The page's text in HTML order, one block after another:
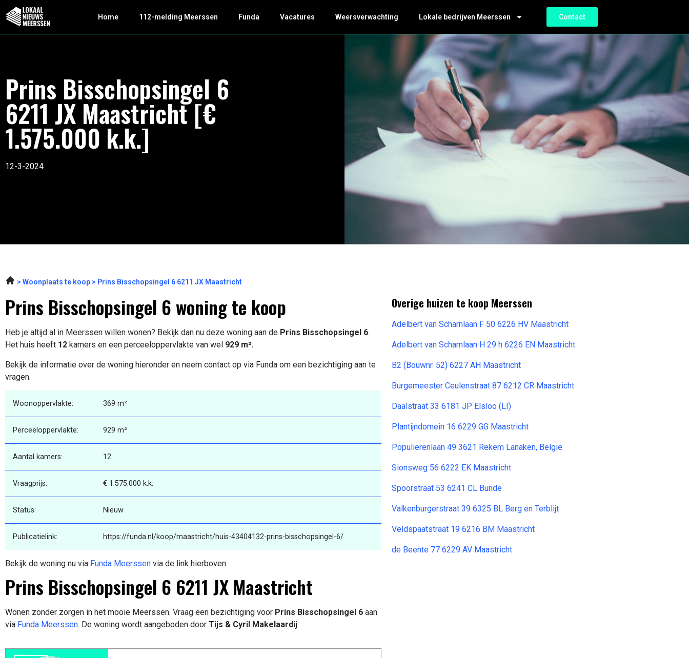
Home 112-melding Meerssen Funda Vacatures Weersverwachting Lokale bedrijven Meerssen Contact
Prins Bisschopsingel 6
6211 JX Maastricht [€
1.575.000 k.k.]
12-3-2024
Woonplaats te koop Prins Bisschopsingel 6 6211 JX Maastricht
Prins Bisschopsingel 6 woning te koop
Heb je altijd al in Meerssen willen wonen? Bekijk dan nu deze woning aan de Prins Bisschopsingel 6.
Het huis heeft 12 kamers en een perceeloppervlakte van wel 929 m².
Bekijk de informatie over de woning hieronder en neem contact op via Funda om een bezichtiging aan te
vragen.
Woonoppervlakte: 369 m²
Perceeloppervlakte: 929 m²
Aantal kamers: 12
Vraagprijs: € 1.575.000 k.k.
Status: Nieuw
Publicatielink: https://funda.nl/koop/maastricht/huis-43404132-prins-bisschopsingel-6/
Bekijk de woning nu via Funda Meerssen via de link hierboven.
Prins Bisschopsingel 6 6211 JX Maastricht
Wonen zonder zorgen in het mooie Meerssen. Vraag een bezichtiging voor Prins Bisschopsingel 6 aan
via Funda Meerssen. De woning wordt aangeboden door Tijs & Cyril Makelaardij.
Overige huizen te koop Meerssen
Adelbert van Scharnlaan F 50 6226 HV Maastricht
Adelbert van Scharnlaan H 29 h 6226 EN Maastricht
B2 (Bouwnr. 52) 6227 AH Maastricht
Burgemeester Ceulenstraat 87 6212 CR Maastricht
Daalstraat 33 6181 JP Elsloo (LI)
Plantijndomein 16 6229 GG Maastricht
Populierenlaan 49 3621 Rekem Lanaken, België
Sionsweg 56 6222 EK Maastricht
Spoorstraat 53 6241 CL Bunde
Valkenburgerstraat 39 6325 BL Berg en Terblijt
Veldspaatstraat 19 6216 BM Maastricht
de Beente 77 6229 AV Maastricht